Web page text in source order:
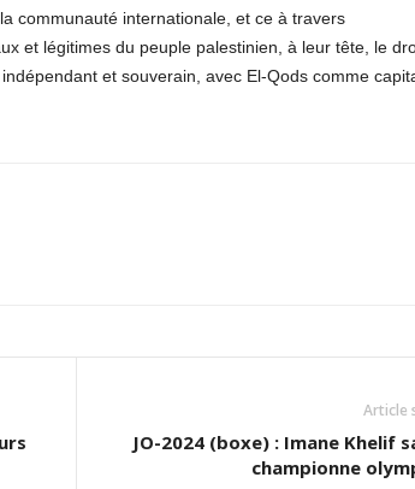
communauté internationale, et ce à travers
et légitimes du peuple palestinien, à leur tête, le
et souverain, avec El-Qods comme
Article
JO-2024 (boxe) : Imane Khelif
championne